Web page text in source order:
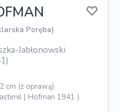
Poręba)
Jabłonowski
cm (z oprawą)
| Hofman 1941 |